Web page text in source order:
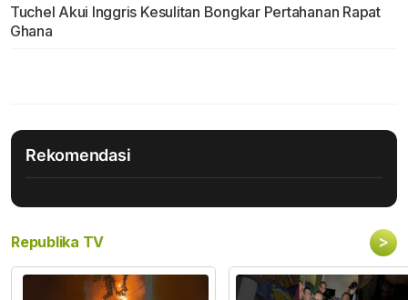
Tuchel Akui Inggris Kesulitan Bongkar Pertahanan Rapat
Ghana
Rekomendasi
Republika TV >